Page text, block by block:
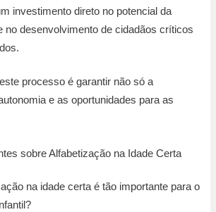
investimento direto no potencial da
no desenvolvimento de cidadãos críticos
processo é garantir não só a
e as oportunidades para as
sobre Alfabetização na Idade Certa
na idade certa é tão importante para o